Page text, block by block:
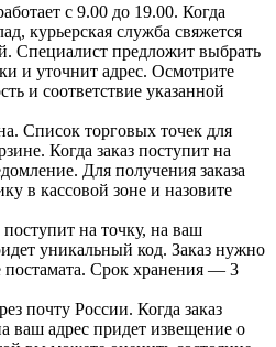
с 9.00 до 19.00. Когда
курьерская служба свяжется
Специалист предложит выбрать
и уточнит адрес. Осмотрите
и соответствие указанной
Список торговых точек для
Когда заказ поступит на
Для получения заказа
в кассовой зоне и назовите
поступит на точку, на ваш
уникальный код. Заказ нужно
постамата. Срок хранения — 3
почту России. Когда заказ
ваш адрес придет извещение о